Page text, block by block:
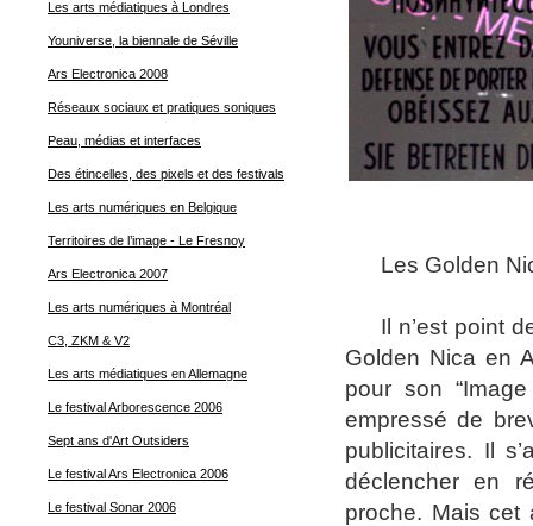
Les arts médiatiques à Londres
Youniverse, la biennale de Séville
Ars Electronica 2008
Réseaux sociaux et pratiques soniques
Peau, médias et interfaces
Des étincelles, des pixels et des festivals
Les arts numériques en Belgique
Territoires de l’image - Le Fresnoy
Ars Electronica 2007
Les arts numériques à Montréal
C3, ZKM & V2
Les arts médiatiques en Allemagne
Le festival Arborescence 2006
Sept ans d'Art Outsiders
Le festival Ars Electronica 2006
Le festival Sonar 2006
Les Golden
Il n’est point
Golden Nica en
pour son
empressé de
publicitaires. Il
déclencher en
proche. Mais cet